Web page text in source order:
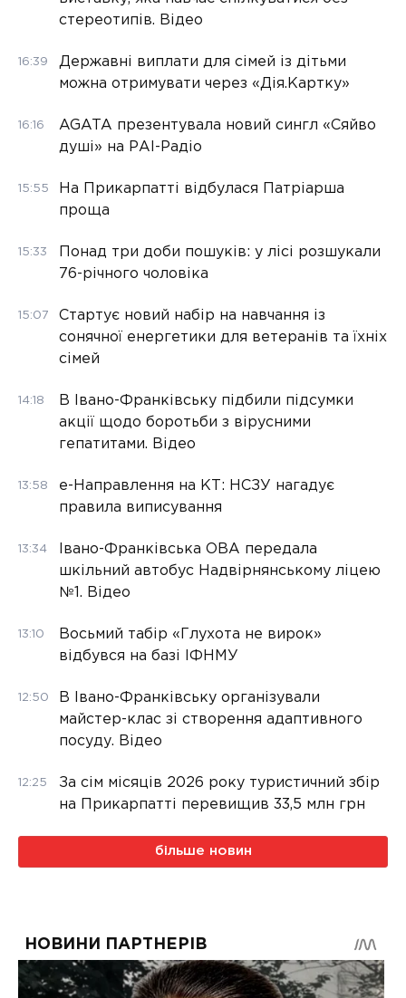
стереотипів. Відео
16:39
Державні виплати для сімей із дітьми
можна отримувати через «Дія.Картку»
16:16
AGATA презентувала новий сингл «Сяйво
душі» на РАІ-Радіо
15:55
На Прикарпатті відбулася Патріарша
проща
15:33
Понад три доби пошуків: у лісі розшукали
76-річного чоловіка
15:07
Стартує новий набір на навчання із
сонячної енергетики для ветеранів та їхніх
сімей
14:18
В Івано-Франківську підбили підсумки
акції щодо боротьби з вірусними
гепатитами. Відео
13:58
е-Направлення на КТ: НСЗУ нагадує
правила виписування
13:34
Івано-Франківська ОВА передала
шкільний автобус Надвірнянському ліцею
№1. Відео
13:10
Восьмий табір «Глухота не вирок»
відбувся на базі ІФНМУ
12:50
В Івано-Франківську організували
майстер-клас зі створення адаптивного
посуду. Відео
12:25
За сім місяців 2026 року туристичний збір
на Прикарпатті перевищив 33,5 млн грн
більше новин